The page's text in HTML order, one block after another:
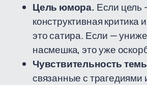
Цель юмора. Если цель
конструктивная
это сатира. Если —
насмешка, это уже
Чувствительность
связанные с